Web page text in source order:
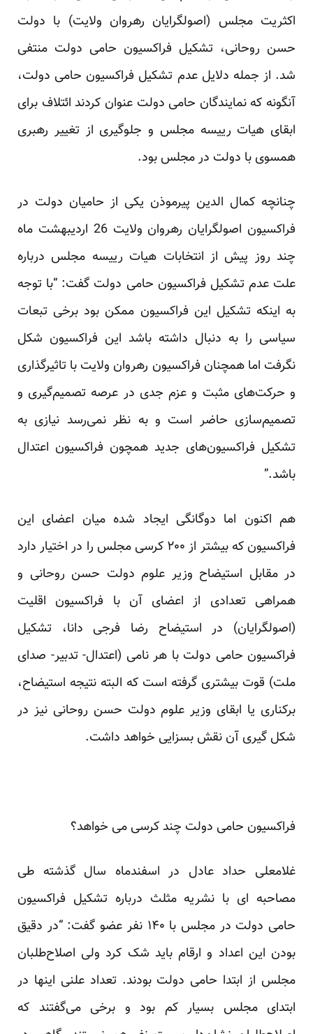
اکثریت مجلس (اصولگرایان رهروان ولایت) با دولت
حسن روحانی، تشکیل فراکسیون حامی دولت منتفی
شد. از جمله دلایل عدم تشکیل فراکسیون حامی دولت،
آنگونه که نمایندگان حامی دولت عنوان کردند ائتلاف برای
ابقای هیات رییسه مجلس و جلوگیری از تغییر رهبری
همسوی با دولت در مجلس بود.
چنانچه کمال الدین پیرموذن یکی از حامیان دولت در
فراکسیون اصولگرایان رهروان ولایت 26 اردیبهشت ماه
چند روز پیش از انتخابات هیات رییسه مجلس درباره
علت عدم تشکیل فراکسیون حامی دولت گفت: “با توجه
به اینکه تشکیل این فراکسیون ممکن بود برخی تبعات
سیاسی را به دنبال داشته باشد این فراکسیون شکل
نگرفت اما همچنان فراکسیون رهروان ولایت با تاثیر‌گذاری
و حرکت‌های مثبت و عزم جدی در عرصه تصمیم‌گیری و
تصمیم‌سازی حاضر است و به نظر نمی‌رسد نیازی به
تشکیل فراکسیون‌های جدید همچون فراکسیون اعتدال
باشد.”
هم اکنون اما دوگانگی ایجاد شده میان اعضای این
فراکسیون که بیشتر از ۲۰۰ کرسی مجلس را در اختیار دارد
در مقابل استیضاح وزیر علوم دولت حسن روحانی و
همراهی تعدادی از اعضای آن با فراکسیون اقلیت
(اصولگرایان) در استیضاح رضا فرجی دانا، تشکیل
فراکسیون حامی دولت با هر نامی (اعتدال- تدبیر- صدای
ملت) قوت بیشتری گرفته است که البته نتیجه استیضاح،
برکناری یا ابقای وزیر علوم دولت حسن روحانی نیز در
شکل گیری آن نقش بسزایی خواهد داشت.
فراکسیون حامی دولت چند کرسی می خواهد؟
غلامعلی حداد عادل در اسفندماه سال گذشته طی
مصاحبه ای با نشریه مثلث درباره تشکیل فراکسیون
حامی دولت در مجلس با ۱۴۰ نفر عضو گفت: “در دقیق
بودن این اعداد و ارقام باید شک کرد ولی اصلاح‌طلبان
مجلس از ابتدا حامی دولت بودند. تعداد علنی اینها در
ابتدای مجلس بسیار کم بود و برخی می‌گفتند که